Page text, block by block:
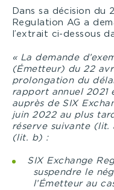
Dans sa décision du
Regulation AG a
l’extrait ci-dessous
« La demande
(Émetteur) du 22
prolongation du
rapport annuel
auprès de SIX
juin 2022 au plus
réserve suivante (lit.
(lit. b) :
SIX Exchange
suspendre le
l’Émetteur au